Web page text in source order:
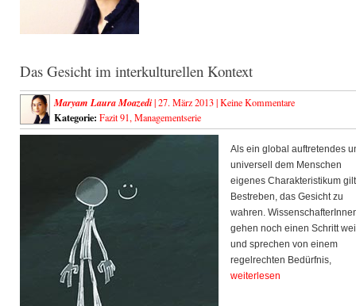
Das Gesicht im interkulturellen Kontext
Maryam Laura Moazedi| 27. März 2013 |Keine Kommentare
Kategorie: Fazit 91, Managementserie
Als ein global auftretendes
universell dem Menschen
eigenes Charakteristikum
Bestreben, das Gesicht zu
wahren.
gehen noch einen Schritt
und sprechen von einem
regelrechten Bedürfnis,
weiterlesen